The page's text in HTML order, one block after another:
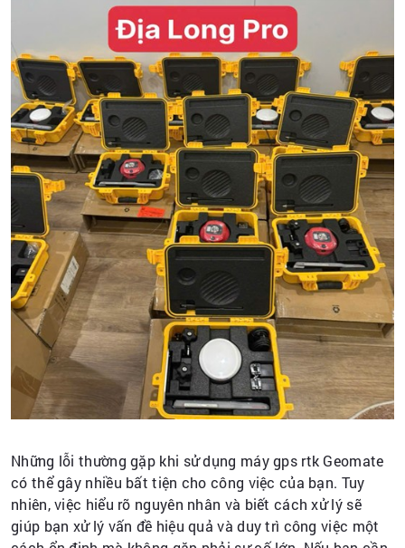
Những lỗi thường gặp khi sử dụng máy gps rtk Geomate
có thể gây nhiều bất tiện cho công việc của bạn. Tuy
nhiên, việc hiểu rõ nguyên nhân và biết cách xử lý sẽ
giúp bạn xử lý vấn đề hiệu quả và duy trì công việc một